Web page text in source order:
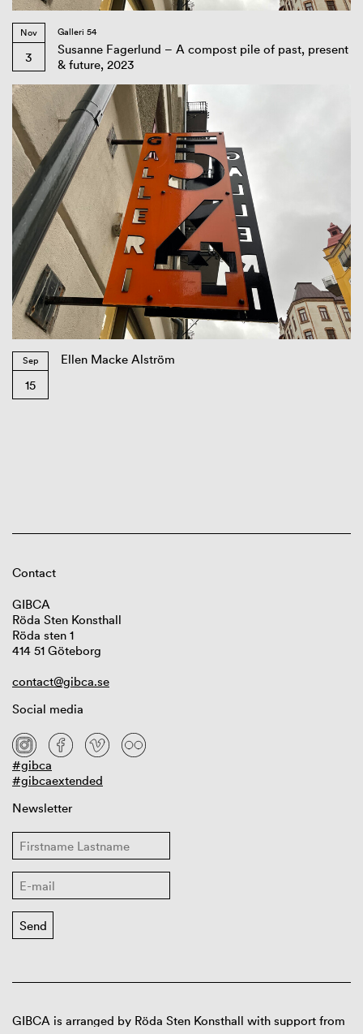
Nov
3
Galleri 54
Susanne Fagerlund – A compost pile of past, present
& future, 2023
Sep
15
Ellen Macke Alström
Contact
GIBCA
Röda Sten Konsthall
Röda sten 1
414 51 Göteborg
contact@gibca.se
Social media
#gibca
#gibcaextended
Newsletter
GIBCA is arranged by Röda Sten Konsthall with support from